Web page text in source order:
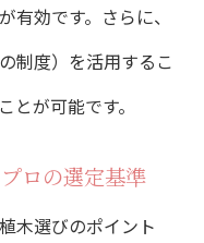
有効です。さらに、
制度）を活用するこ
とが可能です。
ロの選定基準
木選びのポイント